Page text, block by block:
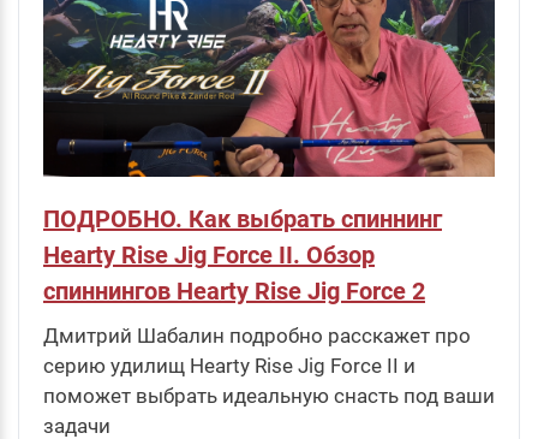
ПОДРОБНО. Как выбрать спиннинг
Hearty Rise Jig Force II. Обзор
спиннингов Hearty Rise Jig Force 2
Дмитрий Шабалин подробно расскажет про
серию удилищ Hearty Rise Jig Force II и
поможет выбрать идеальную снасть под ваши
задачи